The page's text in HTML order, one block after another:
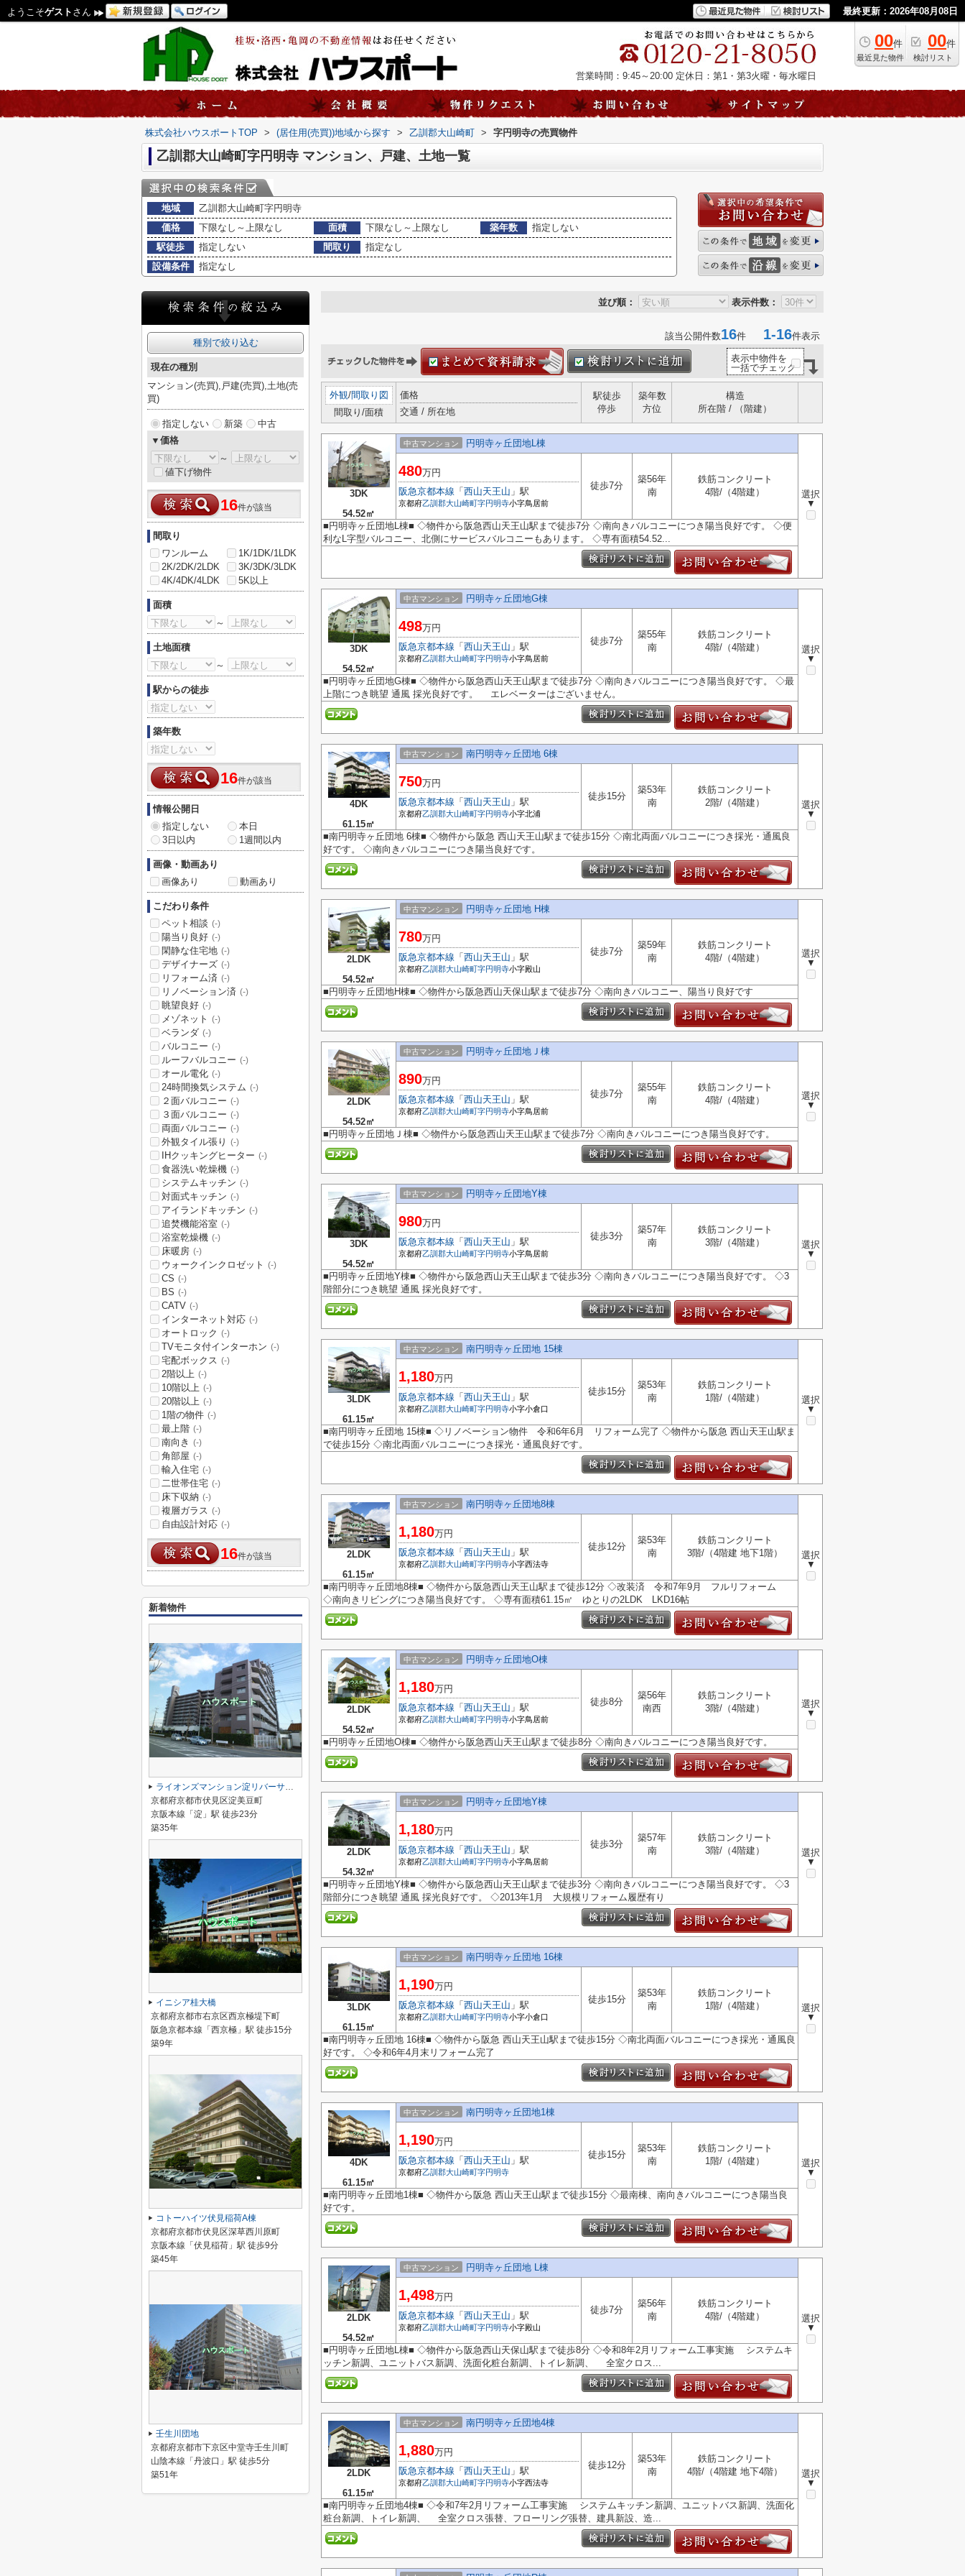
ようこそゲスト さん 最終更新：2026年08月08日
00件
最近見た物件
00件
検討リスト
営業時間：9:45～20:00 定休日：第1・第3火曜・毎水曜日
株式会社ハウスポートTOP > (居住用(売買))地域から探す > 乙訓郡大山崎町 > 字円明寺の売買物件
乙訓郡大山崎町字円明寺 マンション、戸建、土地一覧
地域
乙訓郡大山崎町字円明寺
価格
下限なし～上限なし 面積 下限なし～上限なし 築年数
指定しない
駅徒歩
指定しない 間取り
指定なし
設備条件
指定なし
並び順： 表示件数：
該当公開件数16件 1-16件表示
表示中物件を
一括でチェック
外観/間取り図
間取り/面積
価格
交通 / 所在地
駅徒歩
停歩
築年数
方位
構造
所在階 / （階建）
3DK
54.52㎡
中古マンション 円明寺ヶ丘団地L棟
選択
▼
480万円
阪急京都本線 「 西山天王山 」駅
京都府乙訓郡大山崎町字円明寺小字鳥居前
徒歩7分
築56年
南
鉄筋コンクリート
4階/（4階建）
■円明寺ヶ丘団地L棟■ ◇物件から阪急西山天王山駅まで徒歩7分 ◇南向きバルコニーにつき陽当良好です。 ◇便
利なL字型バルコニー、北側にサービスバルコニーもあります。 ◇専有面積54.52...
3DK
54.52㎡
中古マンション 円明寺ヶ丘団地G棟
選択
▼
498万円
阪急京都本線 「 西山天王山 」駅
京都府乙訓郡大山崎町字円明寺小字鳥居前
徒歩7分
築55年
南
鉄筋コンクリート
4階/（4階建）
■円明寺ヶ丘団地G棟■ ◇物件から阪急西山天王山駅まで徒歩7分 ◇南向きバルコニーにつき陽当良好です。 ◇最
上階につき眺望 通風 採光良好です。 エレベーターはございません。
4DK
61.15㎡
中古マンション 南円明寺ヶ丘団地 6棟
選択
▼
750万円
阪急京都本線 「 西山天王山 」駅
京都府乙訓郡大山崎町字円明寺小字北浦
徒歩15分
築53年
南
鉄筋コンクリート
2階/（4階建）
■南円明寺ヶ丘団地 6棟■ ◇物件から阪急 西山天王山駅まで徒歩15分 ◇南北両面バルコニーにつき採光・通風良
好です。 ◇南向きバルコニーにつき陽当良好です。
2LDK
54.52㎡
中古マンション 円明寺ヶ丘団地 H棟
選択
▼
780万円
阪急京都本線 「 西山天王山 」駅
京都府乙訓郡大山崎町字円明寺小字殿山
徒歩7分
築59年
南
鉄筋コンクリート
4階/（4階建）
■円明寺ヶ丘団地H棟■ ◇物件から阪急西山天保山駅まで徒歩7分 ◇南向きバルコニー、陽当り良好です
2LDK
54.52㎡
中古マンション 円明寺ヶ丘団地Ｊ棟
選択
▼
890万円
阪急京都本線 「 西山天王山 」駅
京都府乙訓郡大山崎町字円明寺小字鳥居前
徒歩7分
築55年
南
鉄筋コンクリート
4階/（4階建）
■円明寺ヶ丘団地Ｊ棟■ ◇物件から阪急西山天王山駅まで徒歩7分 ◇南向きバルコニーにつき陽当良好です。
3DK
54.52㎡
中古マンション 円明寺ヶ丘団地Y棟
選択
▼
980万円
阪急京都本線 「 西山天王山 」駅
京都府乙訓郡大山崎町字円明寺小字鳥居前
徒歩3分
築57年
南
鉄筋コンクリート
3階/（4階建）
■円明寺ヶ丘団地Y棟■ ◇物件から阪急西山天王山駅まで徒歩3分 ◇南向きバルコニーにつき陽当良好です。 ◇3
階部分につき眺望 通風 採光良好です。
3LDK
61.15㎡
中古マンション 南円明寺ヶ丘団地 15棟
選択
▼
1,180万円
阪急京都本線 「 西山天王山 」駅
京都府乙訓郡大山崎町字円明寺小字小倉口
徒歩15分
築53年
南
鉄筋コンクリート
1階/（4階建）
■南円明寺ヶ丘団地 15棟■ ◇リノベーション物件 令和6年6月 リフォーム完了 ◇物件から阪急 西山天王山駅ま
で徒歩15分 ◇南北両面バルコニーにつき採光・通風良好です。
2LDK
61.15㎡
中古マンション 南円明寺ヶ丘団地8棟
選択
▼
1,180万円
阪急京都本線 「 西山天王山 」駅
京都府乙訓郡大山崎町字円明寺小字西法寺
徒歩12分
築53年
南
鉄筋コンクリート
3階/（4階建 地下1階）
■南円明寺ヶ丘団地8棟■ ◇物件から阪急西山天王山駅まで徒歩12分 ◇改装済 令和7年9月 フルリフォーム
◇南向きリビングにつき陽当良好です。 ◇専有面積61.15㎡ ゆとりの2LDK LKD16帖
2LDK
54.52㎡
中古マンション 円明寺ヶ丘団地O棟
選択
▼
1,180万円
阪急京都本線 「 西山天王山 」駅
京都府乙訓郡大山崎町字円明寺小字鳥居前
徒歩8分
築56年
南西
鉄筋コンクリート
3階/（4階建）
■円明寺ヶ丘団地O棟■ ◇物件から阪急西山天王山駅まで徒歩8分 ◇南向きバルコニーにつき陽当良好です。
2LDK
54.32㎡
中古マンション 円明寺ヶ丘団地Y棟
選択
▼
1,180万円
阪急京都本線 「 西山天王山 」駅
京都府乙訓郡大山崎町字円明寺小字鳥居前
徒歩3分
築57年
南
鉄筋コンクリート
3階/（4階建）
■円明寺ヶ丘団地Y棟■ ◇物件から阪急西山天王山駅まで徒歩3分 ◇南向きバルコニーにつき陽当良好です。 ◇3
階部分につき眺望 通風 採光良好です。 ◇2013年1月 大規模リフォーム履歴有り
3LDK
61.15㎡
中古マンション 南円明寺ヶ丘団地 16棟
選択
▼
1,190万円
阪急京都本線 「 西山天王山 」駅
京都府乙訓郡大山崎町字円明寺小字小倉口
徒歩15分
築53年
南
鉄筋コンクリート
1階/（4階建）
■南円明寺ヶ丘団地 16棟■ ◇物件から阪急 西山天王山駅まで徒歩15分 ◇南北両面バルコニーにつき採光・通風良
好です。 ◇令和6年4月末リフォーム完了
4DK
61.15㎡
中古マンション 南円明寺ヶ丘団地1棟
選択
▼
1,190万円
阪急京都本線 「 西山天王山 」駅
京都府乙訓郡大山崎町字円明寺
徒歩15分
築53年
南
鉄筋コンクリート
1階/（4階建）
■南円明寺ヶ丘団地1棟■ ◇物件から阪急 西山天王山駅まで徒歩15分 ◇最南棟、南向きバルコニーにつき陽当良
好です。
2LDK
54.52㎡
中古マンション 円明寺ヶ丘団地 L棟
選択
▼
1,498万円
阪急京都本線 「 西山天王山 」駅
京都府乙訓郡大山崎町字円明寺小字殿山
徒歩7分
築56年
南
鉄筋コンクリート
4階/（4階建）
■円明寺ヶ丘団地L棟■ ◇物件から阪急西山天保山駅まで徒歩8分 ◇令和8年2月リフォーム工事実施 システムキ
ッチン新調、ユニットバス新調、洗面化粧台新調、トイレ新調、 全室クロス...
2LDK
61.15㎡
中古マンション 南円明寺ヶ丘団地4棟
選択
▼
1,880万円
阪急京都本線 「 西山天王山 」駅
京都府乙訓郡大山崎町字円明寺小字西法寺
徒歩12分
築53年
南
鉄筋コンクリート
4階/（4階建 地下4階）
■南円明寺ヶ丘団地4棟■ ◇令和7年2月リフォーム工事実施 システムキッチン新調、ユニットバス新調、洗面化
粧台新調、トイレ新調、 全室クロス張替、フローリング張替、建具新設、造...
種別で絞り込む
現在の種別
マンション(売買),戸建(売買),土地(売
買)
指定しない 新築
中古
▼価格
～
値下げ物件
16件が該当
間取り
ワンルーム
1K/1DK/1LDK
2K/2DK/2LDK
3K/3DK/3LDK
4K/4DK/4LDK
5K以上
面積
～
土地面積
～
駅からの徒歩
築年数
16件が該当
情報公開日
指定しない
本日
3日以内
1週間以内
画像・動画あり
画像あり
動画あり
こだわり条件
ペット相談 (-)
陽当り良好 (-)
閑静な住宅地 (-)
デザイナーズ (-)
リフォーム済 (-)
リノベーション済 (-)
眺望良好 (-)
メゾネット (-)
ベランダ (-)
バルコニー (-)
ルーフバルコニー (-)
オール電化 (-)
24時間換気システム (-)
２面バルコニー (-)
３面バルコニー (-)
両面バルコニー (-)
外観タイル張り (-)
IHクッキングヒーター (-)
食器洗い乾燥機 (-)
システムキッチン (-)
対面式キッチン (-)
アイランドキッチン (-)
追焚機能浴室 (-)
浴室乾燥機 (-)
床暖房 (-)
ウォークインクロゼット (-)
CS (-)
BS (-)
CATV (-)
インターネット対応 (-)
オートロック (-)
TVモニタ付インターホン (-)
宅配ボックス (-)
2階以上 (-)
10階以上 (-)
20階以上 (-)
1階の物件 (-)
最上階 (-)
南向き (-)
角部屋 (-)
輸入住宅 (-)
二世帯住宅 (-)
床下収納 (-)
複層ガラス (-)
自由設計対応 (-)
16件が該当
新着物件
ライオンズマンション淀リバーサイド
京都府京都市伏見区淀美豆町
京阪本線「淀」駅 徒歩23分
築35年
イニシア桂大橋
京都府京都市右京区西京極堤下町
阪急京都本線「西京極」駅 徒歩15分
築9年
コトーハイツ伏見稲荷A棟
京都府京都市伏見区深草西川原町
京阪本線「伏見稲荷」駅 徒歩9分
築45年
壬生川団地
京都府京都市下京区中堂寺壬生川町
山陰本線「丹波口」駅 徒歩5分
築51年